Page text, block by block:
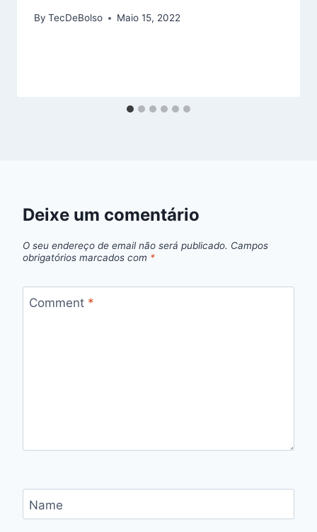
By TecDeBolso Maio 15, 2022
Deixe um comentário
O seu endereço de email não será publicado. Campos
obrigatórios marcados com *
Comment *
Name